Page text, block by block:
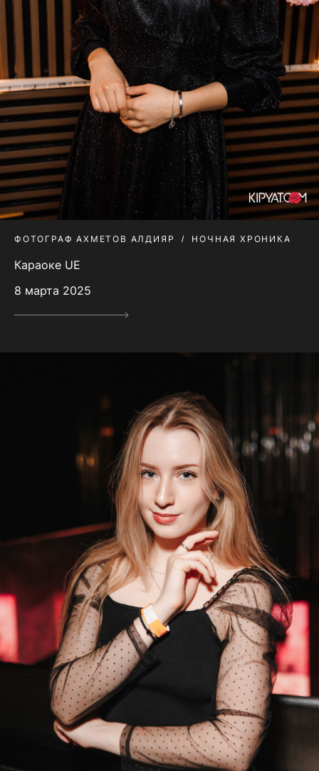
ФОТОГРАФ АХМЕТОВ АЛДИЯР НОЧНАЯ ХРОНИКА
Караоке UE
8 марта 2025